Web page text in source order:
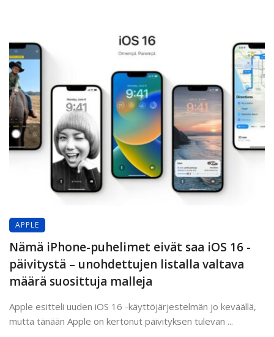
APPLE
Nämä iPhone-puhelimet eivät saa iOS 16 -
päivitystä – unohdettujen listalla valtava
määrä suosittuja malleja
Apple esitteli uuden iOS 16 -käyttöjärjestelmän jo keväällä,
mutta tänään Apple on kertonut päivityksen tulevan ...